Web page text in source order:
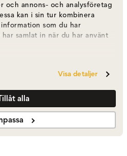
och annons- och analysföretag
kan i sin tur kombinera
som du har
samlat in när du har använt
Visa detaljer
alla
kr
Vipp610 Loft Soffa 3-sits |
Bark Umber/Off White
Vipp
54 995 kr